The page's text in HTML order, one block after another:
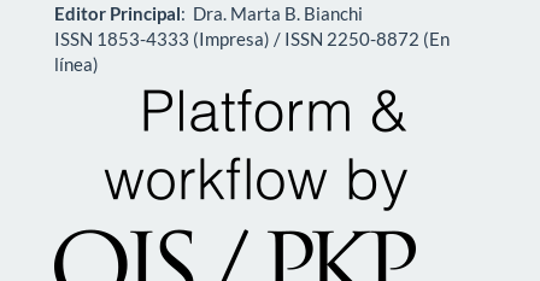
Editor Principal: Dra. Marta B. Bianchi
ISSN 1853-4333 (Impresa) / ISSN 2250-8872 (En
línea)